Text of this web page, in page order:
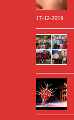
17-12-2019